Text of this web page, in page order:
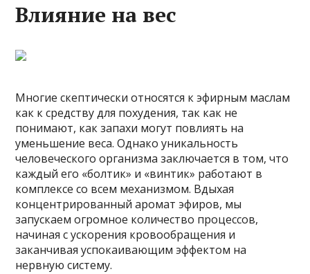
Влияние на вес
Многие скептически относятся к эфирным маслам
как к средству для похудения, так как не
понимают, как запахи могут повлиять на
уменьшение веса. Однако уникальность
человеческого организма заключается в том, что
каждый его «болтик» и «винтик» работают в
комплексе со всем механизмом. Вдыхая
концентрированный аромат эфиров, мы
запускаем огромное количество процессов,
начиная с ускорения кровообращения и
заканчивая успокаивающим эффектом на
нервную систему.